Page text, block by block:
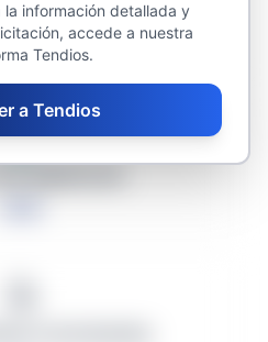
Promedio
información detallada y
accede a nuestra
Tendios.
a Tendios